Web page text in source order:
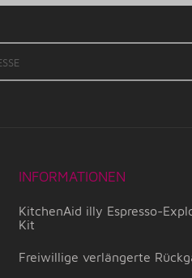
INFORMATIONEN
KitchenAid illy Espresso-
Kit
Freiwillige verlängerte